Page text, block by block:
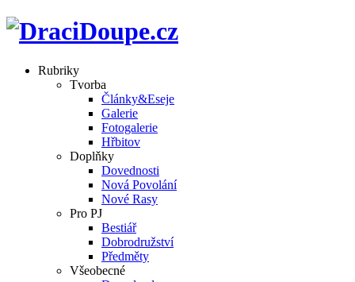
Rubriky
Tvorba
Články&Eseje
Galerie
Fotogalerie
Hřbitov
Doplňky
Dovednosti
Nová Povolání
Nové Rasy
Pro PJ
Bestiář
Dobrodružství
Předměty
Všeobecné